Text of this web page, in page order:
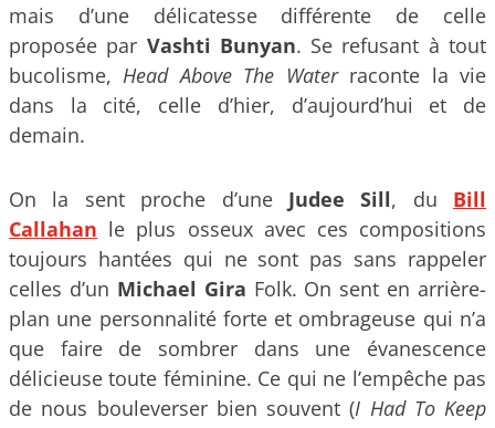
mais d’une délicatesse différente de celle
proposée par Vashti Bunyan. Se refusant à tout
bucolisme, Head Above The Waterraconte la vie
dans la cité, celle d’hier, d’aujourd’hui et de
demain.
On la sent proche d’une Judee Sill, du Bill
Callahan le plus osseux avec ces compositions
toujours hantées qui ne sont pas sans rappeler
celles d’un Michael Gira Folk. On sent en arrière-
plan une personnalité forte et ombrageuse qui n’a
que faire de sombrer dans une évanescence
délicieuse toute féminine. Ce qui ne l’empêche pas
de nous bouleverser bien souvent (I Had To Keep